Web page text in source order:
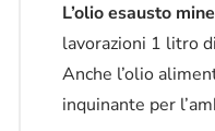
L’olio esausto
lavorazioni 1 litro
Anche l’olio
inquinante per